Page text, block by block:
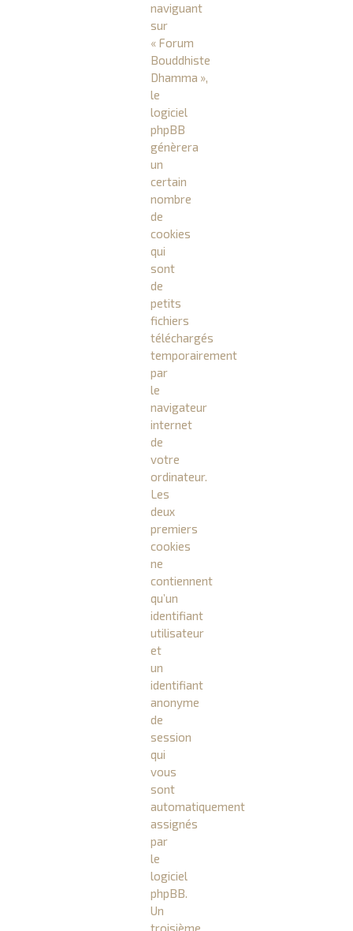
naviguant
sur
« Forum
Bouddhiste
Dhamma »,
le
logiciel
phpBB
génèrera
un
certain
nombre
de
cookies
qui
sont
de
petits
fichiers
téléchargés
temporairement
par
le
navigateur
internet
de
votre
ordinateur.
Les
deux
premiers
cookies
ne
contiennent
qu’un
identifiant
utilisateur
et
un
identifiant
anonyme
de
session
qui
vous
sont
automatiquement
assignés
par
le
logiciel
phpBB.
Un
troisième